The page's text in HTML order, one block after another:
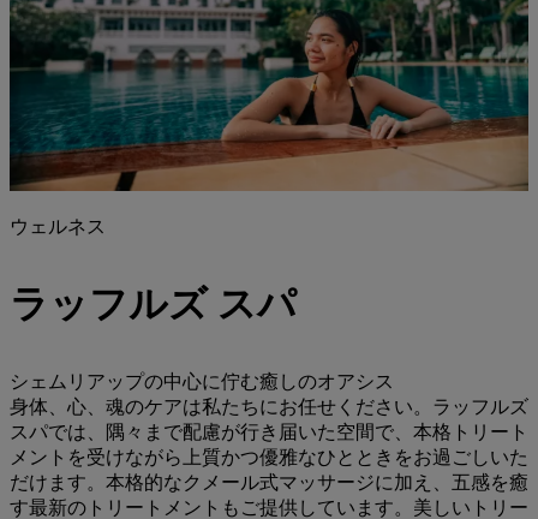
ウェルネス
ラッフルズ スパ
シェムリアップの中心に佇む癒しのオアシス
身体、心、魂のケアは私たちにお任せください。ラッフルズ
スパでは、隅々まで配慮が行き届いた空間で、本格トリート
メントを受けながら上質かつ優雅なひとときをお過ごしいた
だけます。本格的なクメール式マッサージに加え、五感を癒
す最新のトリートメントもご提供しています。美しいトリー